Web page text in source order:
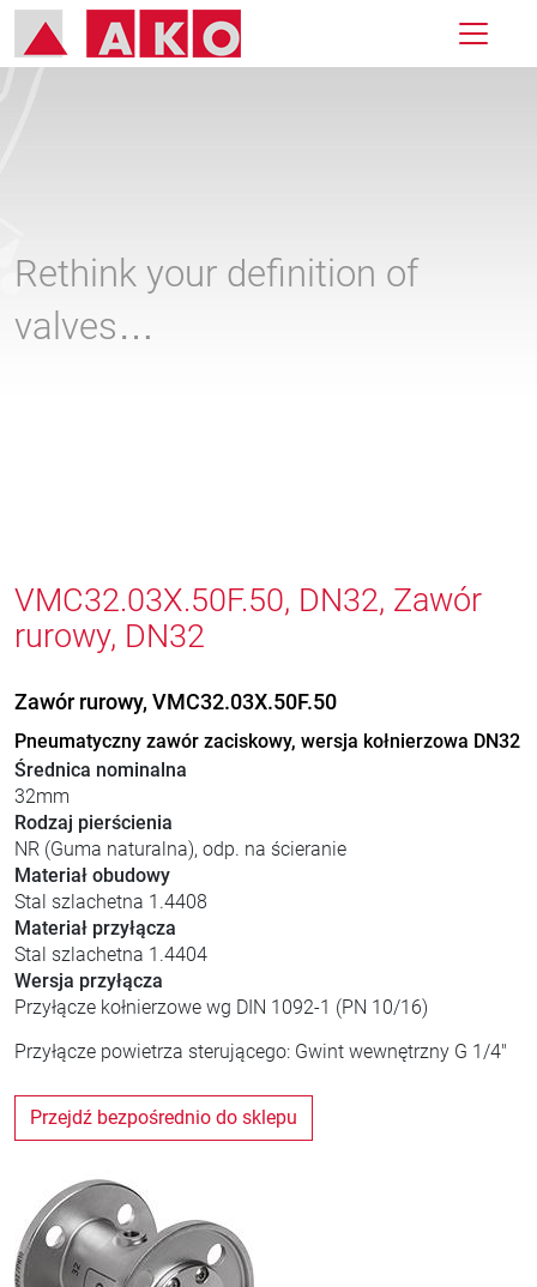
Rethink your definition of
valves…
VMC32.03X.50F.50, DN32, Zawór
rurowy, DN32
Zawór rurowy, VMC32.03X.50F.50
Pneumatyczny zawór zaciskowy, wersja kołnierzowa DN32
Średnica nominalna
32mm
Rodzaj pierścienia
NR (Guma naturalna), odp. na ścieranie
Materiał obudowy
Stal szlachetna 1.4408
Materiał przyłącza
Stal szlachetna 1.4404
Wersja przyłącza
Przyłącze kołnierzowe wg DIN 1092-1 (PN 10/16)
Przyłącze powietrza sterującego: Gwint wewnętrzny G 1/4"
Przejdź bezpośrednio do sklepu